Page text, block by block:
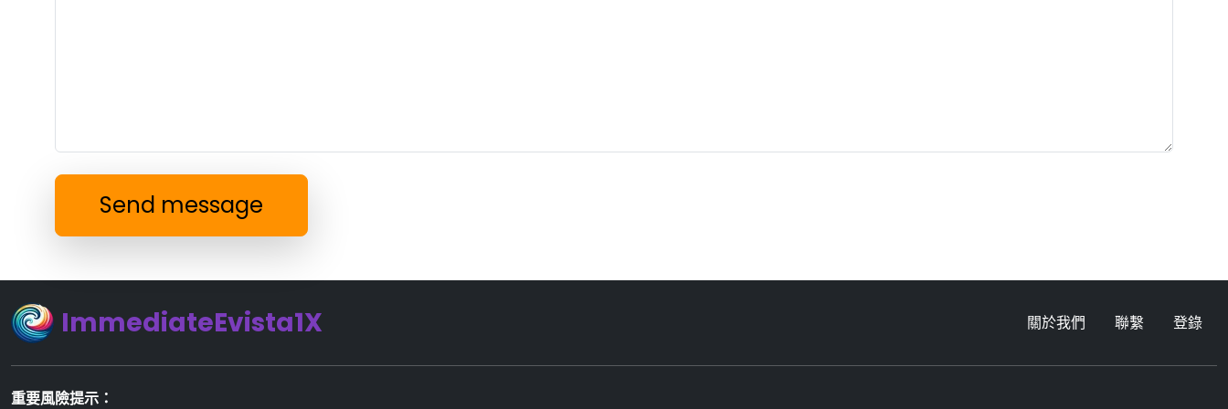
Send message
ImmediateEvista1X 關於我們 聯繫 登錄
重要風險提示：